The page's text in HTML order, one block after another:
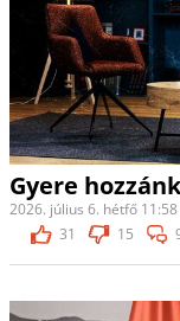
Gyere
2026. július 6. hétfő 11:58
31
15